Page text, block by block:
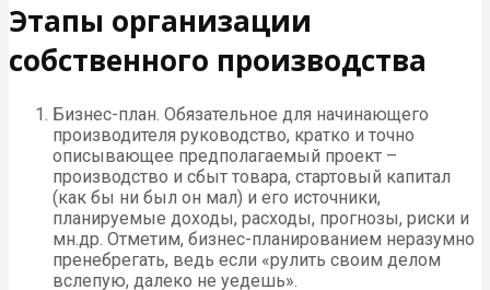
Этапы организации
собственного производства
Бизнес-план. Обязательное для начинающего
производителя руководство, кратко и точно
описывающее предполагаемый проект –
производство и сбыт товара, стартовый капитал
(как бы ни был он мал) и его источники,
планируемые доходы, расходы, прогнозы, риски и
мн.др. Отметим, бизнес-планированием неразумно
пренебрегать, ведь если «рулить своим делом
вслепую, далеко не уедешь».